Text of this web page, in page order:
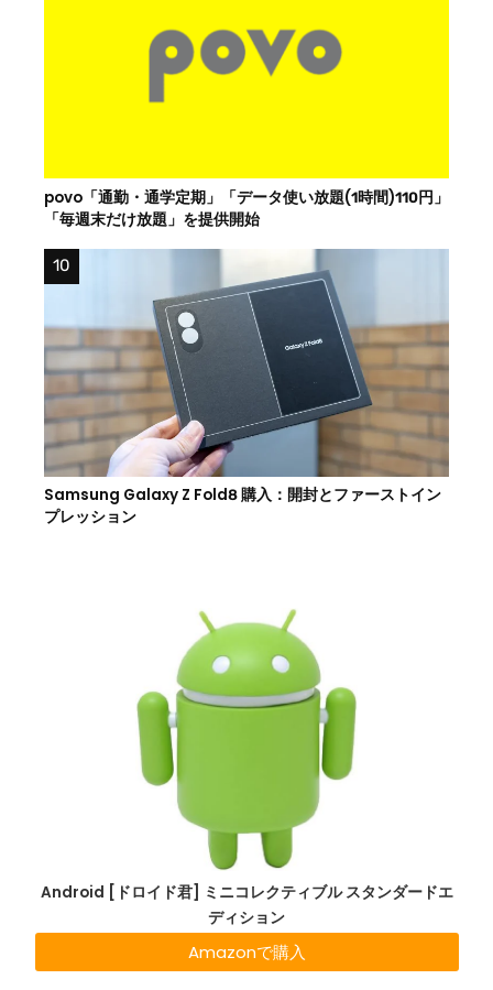
povo「通勤・通学定期」「データ使い放題(1時間)110円」
「毎週末だけ放題」を提供開始
Samsung Galaxy Z Fold8 購入：開封とファーストイン
プレッション
Android [ドロイド君] ミニコレクティブル スタンダードエ
ディション
Amazonで購入